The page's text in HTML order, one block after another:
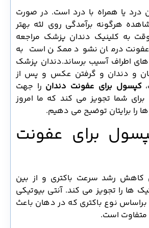
یا همراه با درد است. در صورت
هرگونه برآمدگی روی لثه بهتر
به کلینیک دندان پزشک مراجعه
درمان نشود ممکن است به
اطراف آسیب برساند.دندان پزشک
و دندان و گرفتن عکس و پس از
برای عفونت دندانرا جهت
شما تجویز می کند که ما امروز
برایتان توضیح می دهیم.
برای عفونت
رشد سرعت باکتری و از بین
ها را تجویز می کند. آنتی بیوتیکی
نوع باکتری که در دهان باعث
است.